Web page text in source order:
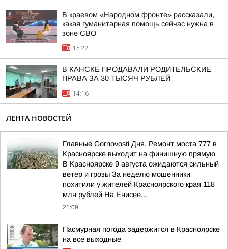
В краевом «Народном фронте» рассказали,
какая гуманитарная помощь сейчас нужна в
зоне СВО
15:22
В КАНСКЕ ПРОДАВАЛИ РОДИТЕЛЬСКИЕ
ПРАВА ЗА 30 ТЫСЯЧ РУБЛЕЙ
14:16
ЛЕНТА НОВОСТЕЙ
Главные Gornovosti Дня. Ремонт моста 777 в
Красноярске выходит на финишную прямую
В Красноярске 9 августа ожидаются сильный
ветер и грозы За неделю мошенники
похитили у жителей Красноярского края 118
млн рублей На Енисее...
21:09
Пасмурная погода задержится в Красноярске
на все выходные